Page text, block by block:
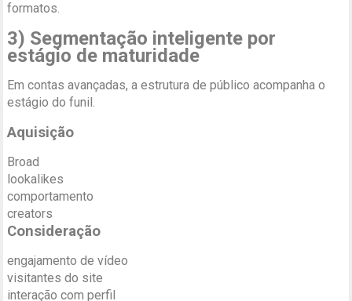
formatos.
3) Segmentação inteligente por
estágio de maturidade
Em contas avançadas, a estrutura de público acompanha o
estágio do funil.
Aquisição
Broad
lookalikes
comportamento
creators
Consideração
engajamento de vídeo
visitantes do site
interação com perfil